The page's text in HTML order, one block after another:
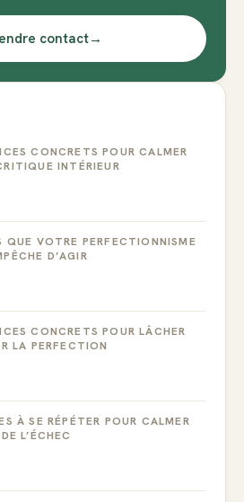
contact→
CONCRETS POUR CALMER
INTÉRIEUR
QUE VOTRE PERFECTIONNISME
D’AGIR
CONCRETS POUR LÂCHER
LA PERFECTION
À SE RÉPÉTER POUR CALMER
L’ÉCHEC